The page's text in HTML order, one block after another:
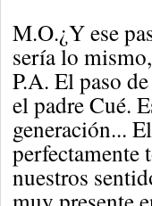
M.O.¿Y ese
sería lo
P.A. El paso
el padre Cué.
generación...
perfectamente
nuestros